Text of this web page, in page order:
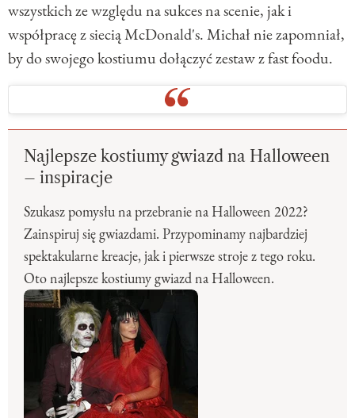
wszystkich ze względu na sukces na scenie, jak i
współpracę z siecią McDonald's. Michał nie zapomniał,
by do swojego kostiumu dołączyć zestaw z fast foodu.
Najlepsze kostiumy gwiazd na Halloween
– inspiracje
Szukasz pomysłu na przebranie na Halloween 2022?
Zainspiruj się gwiazdami. Przypominamy najbardziej
spektakularne kreacje, jak i pierwsze stroje z tego roku.
Oto najlepsze kostiumy gwiazd na Halloween.